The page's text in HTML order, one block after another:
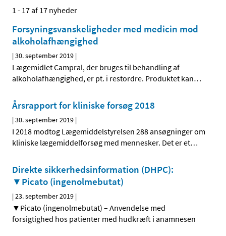
1 - 17 af 17 nyheder
Forsyningsvanskeligheder med medicin mod
alkoholafhængighed
|30. september 2019 |
Lægemidlet Campral, der bruges til behandling af
alkoholafhængighed, er pt. i restordre. Produktet kan…
Årsrapport for kliniske forsøg 2018
|30. september 2019 |
I 2018 modtog Lægemiddelstyrelsen 288 ansøgninger om
kliniske lægemiddelforsøg med mennesker. Det er et…
Direkte sikkerhedsinformation (DHPC):
▼Picato (ingenolmebutat)
|23. september 2019 |
▼Picato (ingenolmebutat) – Anvendelse med
forsigtighed hos patienter med hudkræft i anamnesen